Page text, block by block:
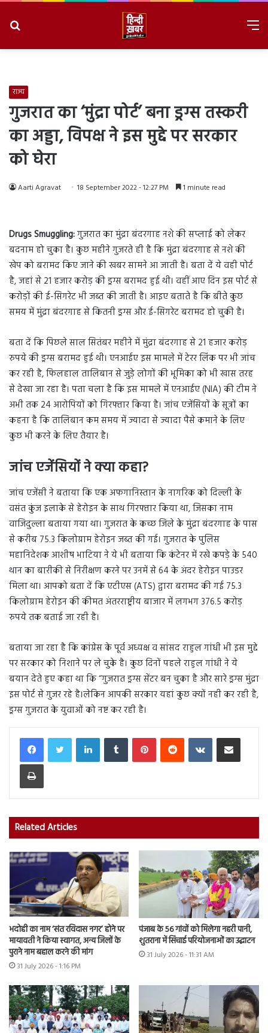
राज्य
गुजरात का ‘मुंद्रा पोर्ट’ बना ड्रग्स तस्करी
का अड्डा, विपक्ष ने इस मुद्दे पर सरकार
को घेरा
Aarti Agravat 18 September 2022 - 12:27 PM 1 minute read
Drugs Smuggling:गुजरात का मुंद्रा बंदरगाह नशे की सप्लाई को लेकर
बदनाम हो चुका है। कुछ महीने गुजरते ही है कि मुंद्रा बंदरगाह से नशे की
खेप को बरामद किए जाने की खबर सामने आ जाती है। बता दें ये वही पोर्ट
है, जहां से 21 हजार करोड़ की ड्रग्स बरामद हुई थी। वहीं आए दिन इस पोर्ट से
करोड़ों की ई-सिगरेट भी जब्त की जाती है। आइए बताते है कि बीते कुछ
समय में मुंद्रा बंदरगाह से कितनी ड्रग्स और ई-सिगरेट बरामद हो चुकी है।
बता दें कि पिछले साल सितंबर महीने में मुंद्रा बंदरगाह से 21 हजार करोड़
रुपये की ड्रग्स बरामद हुई थी। एनआईए इस मामले में टेरर लिंक पर भी जांच
कर रही है, फिलहाल तालिबान से जुड़े लोगों की भूमिका को भी खास तरह
से देखा जा रहा है। पता चला है कि इस मामले में एनआईए (NIA) की टीम ने
अभी तक 24 आरोपियों को गिरफ्तार किया है। जांच एजेंसियों के सूत्रों का
कहना है कि तालिबान कम समय में ज्यादा से ज्यादा पैसे कमाने के लिए
कुछ भी करने के लिए तैयार है।
जांच एजेंसियों ने क्या कहा?
जांच एजेंसी ने बताया कि एक अफगानिस्तान के नागरिक को दिल्ली के
वसंत कुंज इलाके से हेरोइन के साथ गिरफ्तार किया था, जिसका नाम
वाजिदुल्ला बताया गया था। गुजरात के कच्छ जिले के मुंद्रा बंदरगाह के पास
से करीब 75.3 किलोग्राम हेरोइन जब्त की गई। गुजरात के पुलिस
महानिदेशक आशीष भाटिया ने ये भी बताया कि कंटेनर में रखे कपड़े के 540
थान का बारीकी से निरीक्षण करने पर उनमें से 64 के अंदर हेरोइन पाउडर
मिला था। आपको बता दें कि एटीएस (ATS) द्वारा बरामद की गई 75.3
किलोग्राम हेरोइन की कीमत अंतरराष्ट्रीय बाजार में लगभग 376.5 करोड़
रुपये तक बताई जा रही है।
बताया जा रहा है कि कांग्रेस के पूर्व अध्यक्ष व सांसद राहुल गांधी भी इस मुद्दे
पर सरकार को निशाने पर ले चुके है। कुछ दिनों पहले राहुल गांधी ने ये
बयान देते हुए कहा था कि “गुजरात ड्रग्स सेंटर बन चुका है और सारे ड्रग्स मुंद्रा
इस पोर्ट से गुजर रहे है।लेकिन आपकी सरकार यहां कुछ क्यों नही कर रही है,
ड्रग्स गुजरात के युवाओं को नष्ट कर रही है।
LinkedInTumblr PinterestReddit VKontakteShare via Email
Print
Related Articles
भदोही का नाम ‘संत रविदास नगर’ होने पर
मायावती ने किया स्वागत, अन्य जिलों के
पुराने नाम बहाल करने की मांग
31 July 2026 - 1:16 PM
पंजाब के 56 गांवों को मिलेगा नहरी पानी,
शुतराना में सिंचाई परियोजनाओं का उद्घाटन
31 July 2026 - 11:31 AM